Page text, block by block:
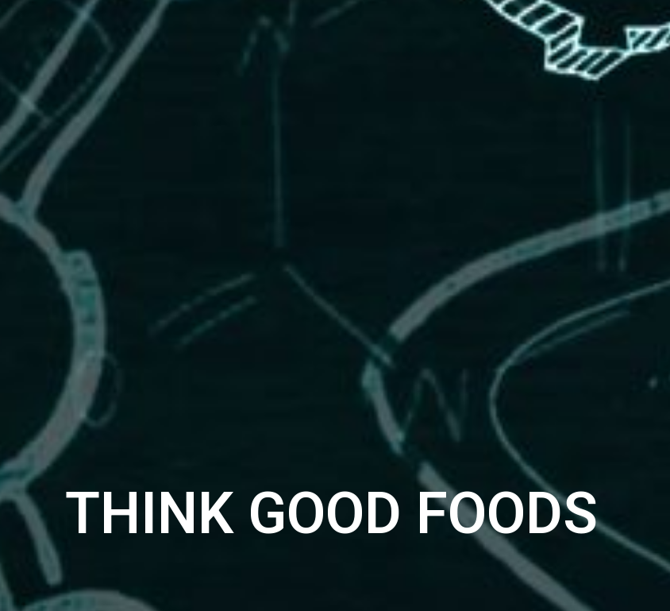
THINK GOOD FOODS